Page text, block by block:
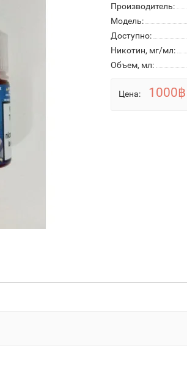
Производитель:
Модель:
Доступно:
Никотин, мг/мл:
Объем, мл:
Цена: 1000฿